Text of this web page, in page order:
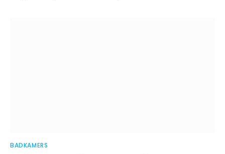
BADKAMERS